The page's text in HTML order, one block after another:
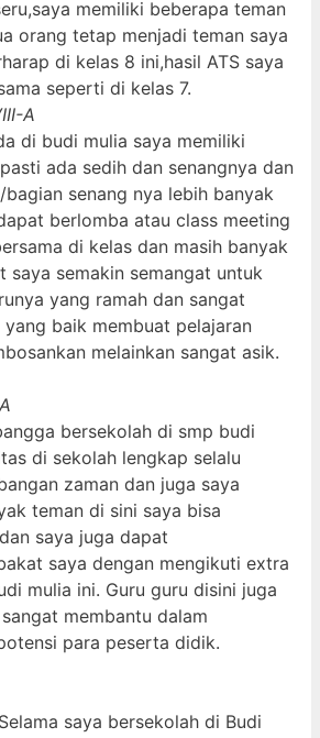
memiliki beberapa teman
orang tetap menjadi teman saya
di kelas 8 ini,hasil ATS saya
seperti di kelas 7.
A
di budi mulia saya memiliki
ada sedih dan senangnya dan
senang nya lebih banyak
berlomba atau class meeting
di kelas dan masih banyak
saya semakin semangat untuk
yang ramah dan sangat
baik membuat pelajaran
melainkan sangat asik.
bersekolah di smp budi
di sekolah lengkap selalu
zaman dan juga saya
teman di sini saya bisa
saya juga dapat
saya dengan mengikuti extra
mulia ini. Guru guru disini juga
membantu dalam
para peserta didik.
saya bersekolah di Budi